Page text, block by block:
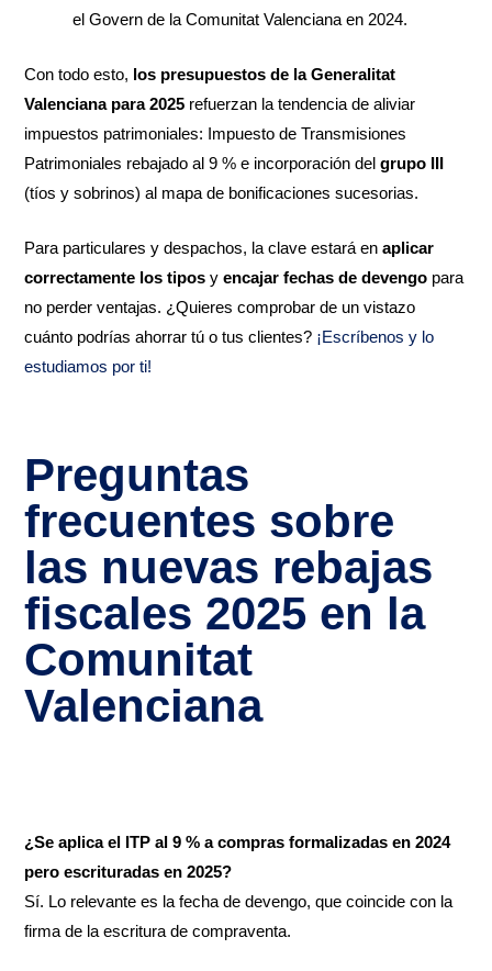
el Govern de la Comunitat Valenciana en 2024.
Con todo esto, los presupuestos de la Generalitat
Valenciana para 2025 refuerzan la tendencia de aliviar
impuestos patrimoniales: Impuesto de Transmisiones
Patrimoniales rebajado al 9 % e incorporación delgrupo III
(tíos y sobrinos) al mapa de bonificaciones sucesorias.
Para particulares y despachos, la clave estará enaplicar
correctamente los tipos yencajar fechas de devengo para
no perder ventajas. ¿Quieres comprobar de un vistazo
cuánto podrías ahorrar tú o tus clientes? ¡Escríbenos y lo
estudiamos por ti!
Preguntas
frecuentes sobre
las nuevas rebajas
fiscales 2025 en la
Comunitat
Valenciana
¿Se aplica el ITP al 9 % a compras formalizadas en 2024
pero escrituradas en 2025?
Sí. Lo relevante es la fecha de devengo, que coincide con la
firma de la escritura de compraventa.